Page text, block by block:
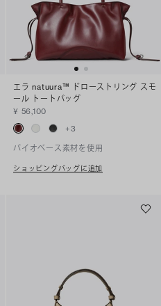
エラ natuura™ ドローストリング スモ
ール トートバッグ
¥ 56,100
+3
バイオベース素材を使用
ショッピングバッグに追加